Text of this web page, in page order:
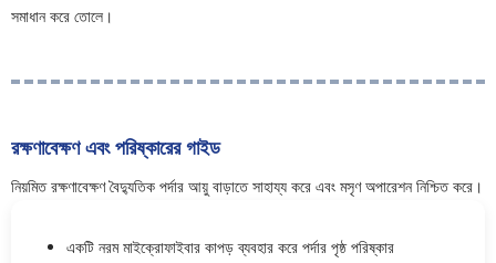
সমাধান করে তোলে।
রক্ষণাবেক্ষণ এবং পরিষ্কারের গাইড
নিয়মিত রক্ষণাবেক্ষণ বৈদ্যুতিক পর্দার আয়ু বাড়াতে সাহায্য করে এবং মসৃণ অপারেশন নিশ্চিত করে।
একটি নরম মাইক্রোফাইবার কাপড় ব্যবহার করে পর্দার পৃষ্ঠ পরিষ্কার